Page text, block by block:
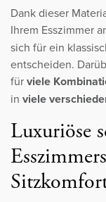
Dank dieser
Ihrem Esszimmer
sich für ein
entscheiden.
fürviele
in viele
Luxuriöse